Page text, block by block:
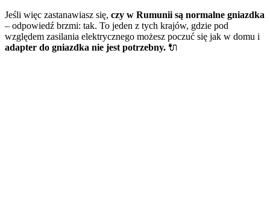
Jeśli więc zastanawiasz się, czy w Rumunii są normalne gniazdka
– odpowiedź brzmi: tak. To jeden z tych krajów, gdzie pod
względem zasilania elektrycznego możesz poczuć się jak w domu i
adapter do gniazdka nie jest potrzebny. 🔌